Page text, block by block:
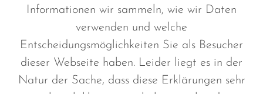
Informationen wir sammeln, wie wir Daten
verwenden und welche
Entscheidungsmöglichkeiten Sie als Besucher
dieser Webseite haben. Leider liegt es in der
Natur der Sache, dass diese Erklärungen sehr